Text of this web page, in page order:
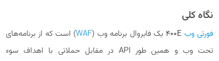
نگاه کلی
فورتی وب یک فایروال برنامه وب (WAF) است که از برنامه‌های
تحت وب و همین طور API در مقابل حملاتی با اهداف سوء